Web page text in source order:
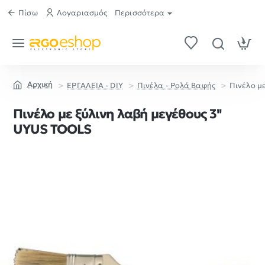
Πίσω Λογαριασμός Περισσότερα
ΕΡΓΑΛΕΙΑ - DIY Πινέλα - Ρολά Βαφής Πινέλο
Πινέλο με ξύλινη λαβή μεγέθους 3''
UYUS TOOLS